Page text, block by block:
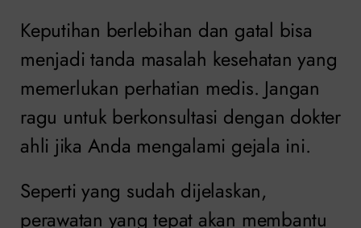
Keputihan berlebihan dan gatal bisa
menjadi tanda masalah kesehatan yang
memerlukan perhatian medis. Jangan
ragu untuk berkonsultasi dengan dokter
ahli jika Anda mengalami gejala ini.
Seperti yang sudah dijelaskan,
perawatan yang tepat akan membantu